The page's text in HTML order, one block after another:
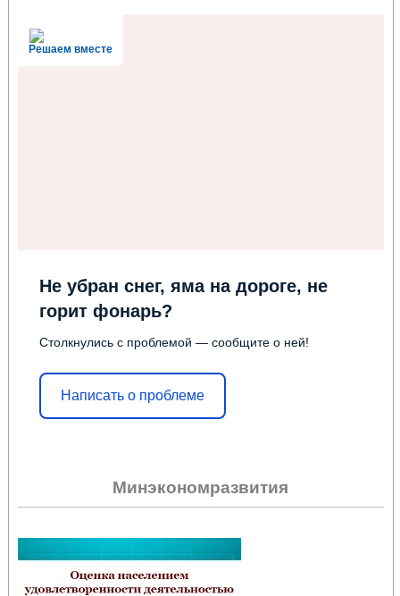
Решаем вместе
Не убран снег, яма на дороге, не
горит фонарь?
Столкнулись с проблемой — сообщите о ней!
Написать о проблеме
Минэкономразвития